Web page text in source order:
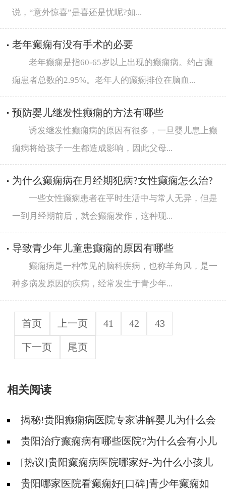
说，“意外惊喜”是喜还是忧呢?如...
老年癫痫有没有手术的必要
老年癫痫是指60-65岁以上出现的癫痫病。约占癫
痫患者总数的2.95%。老年人的癫痫排位在脑血...
预防婴儿继发性癫痫的方法有哪些
诱发继发性癫痫病的原因有很多，一旦婴儿患上癫
痫病将给孩子一生都造成影响，因此父母...
为什么癫痫病在月经期犯病?女性癫痫怎么治?
一些女性癫痫患者在平时生活中与常人无异，但是
一到月经期前后，就会癫痫发作，这种现...
导致青少年儿童患癫痫的原因有哪些
癫痫病是一种常见的脑科疾病，也称羊角风，是一
种多病发原因的疾病，经常发生于青少年...
首页 上一页 41 42 43
下一页 尾页
相关阅读
揭秘!贵阳癫痫病医院专家讲解婴儿为什么会
得癫痫呢
贵阳治疗癫痫病有哪些医院?为什么会有小儿
遗传性癫痫病?
[热议]贵阳癫痫病医院哪家好-为什么小孩儿
会得羊儿疯病？
贵阳哪家医院看癫痫好[口碑]青少年癫痫如